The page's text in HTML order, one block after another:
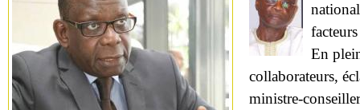
En
collaborateurs,
ministre-